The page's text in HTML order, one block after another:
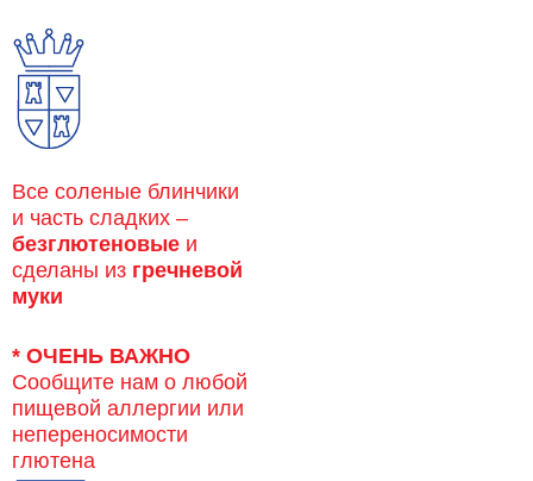
Все соленые блинчики
и часть сладких –
безглютеновые
сделаны изгречневой
муки
* ОЧЕНЬ ВАЖНО
Сообщите нам о любой
пищевой аллергии или
непереносимости
глютена